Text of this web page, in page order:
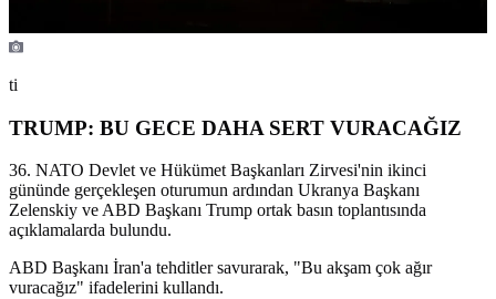
ti
TRUMP: BU GECE DAHA SERT VURACAĞIZ
36. NATO Devlet ve Hükümet Başkanları Zirvesi'nin ikinci
gününde gerçekleşen oturumun ardından Ukranya Başkanı
Zelenskiy ve ABD Başkanı Trump ortak basın toplantısında
açıklamalarda bulundu.
ABD Başkanı İran'a tehditler savurarak, "Bu akşam çok ağır
vuracağız" ifadelerini kullandı.